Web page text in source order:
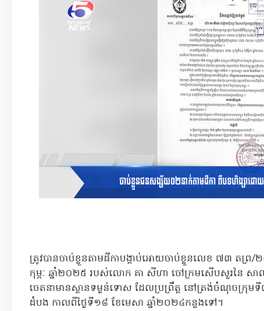
ត្រូវបានចាប់ខ្លួនតាមដីកាបង្គាប់អោយចាប់ខ្លួនលេខ ៧៣ តព្
កុម្ភៈ ឆ្នាំ២០២៥ របស់លោក គា សីហា ចៅក្រមសើបសួរនៃ ស
ចេតនាមានស្ថានទម្ងន់ទោស ដែលប្រព្រឹត្ត នៅត្រង់ចំណុចក្រុម
ដំបង កាលពីថ្ងៃទី១៨ ខែមេសា ឆ្នាំ២០២៤កន្លងទៅ។